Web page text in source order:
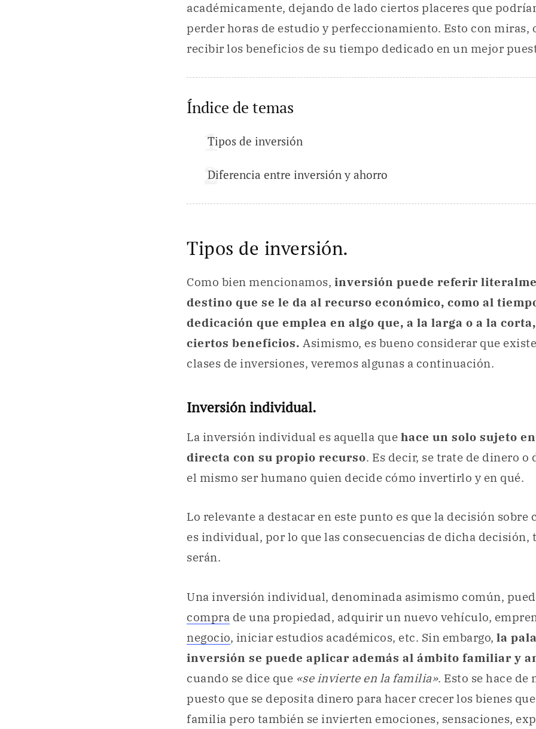
académicamente, dejando de lado ciertos placeres que
perder horas de estudio y perfeccionamiento. Esto con miras,
recibir los beneficios de su tiempo dedicado en un mejor
Índice de temas
Tipos de inversión
Diferencia entre inversión y ahorro
Tipos de inversión.
Como bien mencionamos, inversión puede referir
destino que se le da al recurso económico, como al
dedicación que emplea en algo que, a la larga o a la
ciertos beneficios. Asimismo, es bueno considerar que
clases de inversiones, veremos algunas a continuación.
Inversión individual.
La inversión individual es aquella que hace un solo sujeto
directa con su propio recurso. Es decir, se trate de dinero o
el mismo ser humano quien decide cómo invertirlo y en qué.
Lo relevante a destacar en este punto es que la decisión
es individual, por lo que las consecuencias de dicha decisión,
serán.
Una inversión individual, denominada asimismo común,
compra de una propiedad, adquirir un nuevo vehículo,
negocio, iniciar estudios académicos, etc. Sin embargo, la
inversión se puede aplicar además al ámbito familiar y
cuando se dice que «se invierte en la familia». Esto se hace
puesto que se deposita dinero para hacer crecer los bienes
familia pero también se invierten emociones, sensaciones,